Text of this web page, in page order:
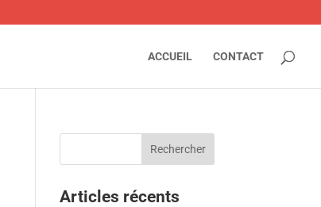
ACCUEIL CONTACT
Articles récents